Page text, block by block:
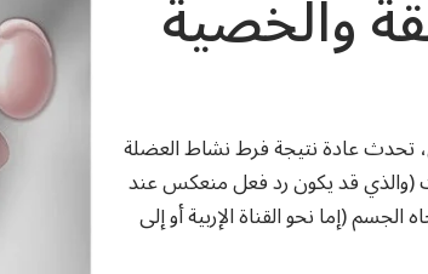
تحدث عادة نتيجة فرط نشاط العضلة
(والذي قد يكون رد فعل منعكس عند
(إما نحو القناة الإربية أو إلى